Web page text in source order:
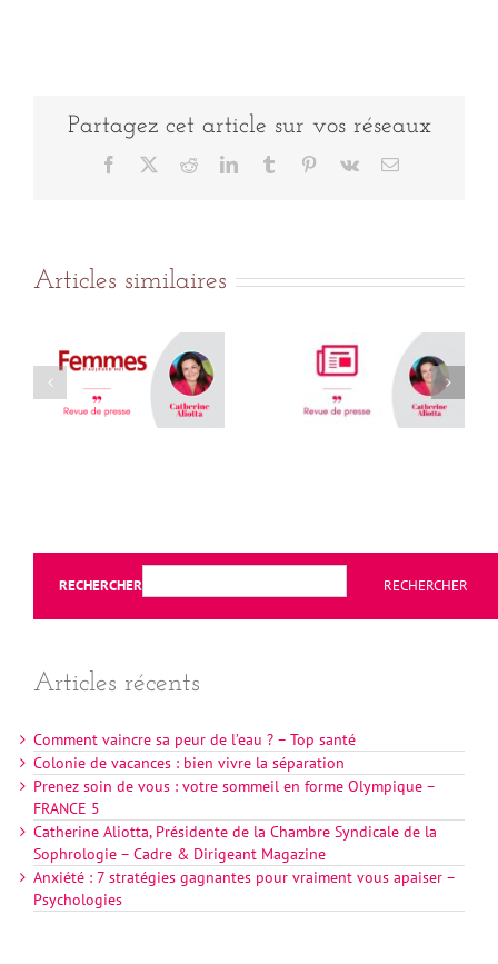
Partagez cet article sur vos réseaux
Facebook RedditLinkedInTumblr Pinterest
Vk Email
Articles similaires
RECHERCHER RECHERCHER
Articles récents
Comment vaincre sa peur de l’eau ? – Top santé
Colonie de vacances : bien vivre la séparation
Prenez soin de vous : votre sommeil en forme Olympique –
FRANCE 5
Catherine Aliotta, Présidente de la Chambre Syndicale de la
Sophrologie – Cadre & Dirigeant Magazine
Anxiété : 7 stratégies gagnantes pour vraiment vous apaiser –
Psychologies